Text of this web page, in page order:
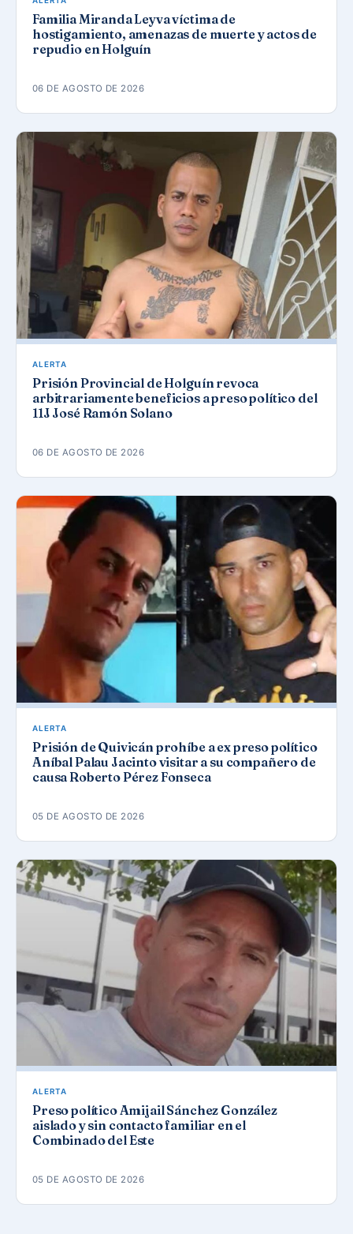
Familia Miranda Leyva víctima de
hostigamiento, amenazas de muerte y actos de
repudio en Holguín
06 DE AGOSTO DE 2026
ALERTA
Prisión Provincial de Holguín revoca
arbitrariamente beneficios a preso político del
11J José Ramón Solano
06 DE AGOSTO DE 2026
ALERTA
Prisión de Quivicán prohíbe a ex preso político
Aníbal Palau Jacinto visitar a su compañero de
causa Roberto Pérez Fonseca
05 DE AGOSTO DE 2026
ALERTA
Preso político Amijail Sánchez González
aislado y sin contacto familiar en el
Combinado del Este
05 DE AGOSTO DE 2026